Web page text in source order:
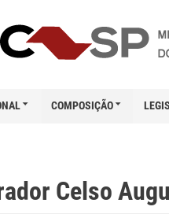
COMPOSIÇÃO
Celso